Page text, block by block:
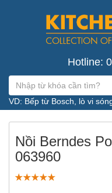
Hotline:
VD: Bếp từ Bosch, lò vi
Nồi Berndes
063960